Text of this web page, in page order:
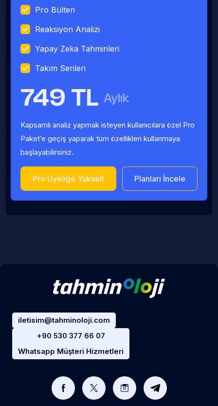
Pro Bülten
Reaksiyon Analizi
Yapay Zeka Tahminleri
Takım Serileri
749 TL Aylık
Kapsamlı analiz yapmak isteyen kullanıcılara özel Pro
Paket’e geçiş yaparak tüm özellikleri kullanmaya
başlayabilirsiniz.
Pro Üyeliğe Yükselt Planları İncele
iletisim@tahminoloji.com
+90 530 377 66 07
Whatsapp Müşteri Hizmetleri